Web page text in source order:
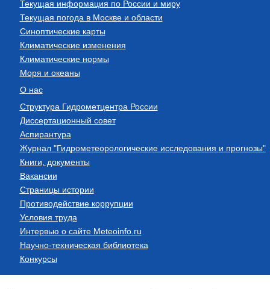
Текущая информация по России и миру
Текущая погода в Москве и области
Синоптические карты
Климатические изменения
Климатические нормы
Моря и океаны
О нас
Структура Гидрометцентра России
Диссертационный совет
Аспирантура
Журнал "Гидрометеорологические исследования и прогнозы"
Книги, документы
Вакансии
Страницы истории
Противодействие коррупции
Условия труда
Интервью о сайте Meteoinfo.ru
Научно-техническая библиотека
Конкурсы